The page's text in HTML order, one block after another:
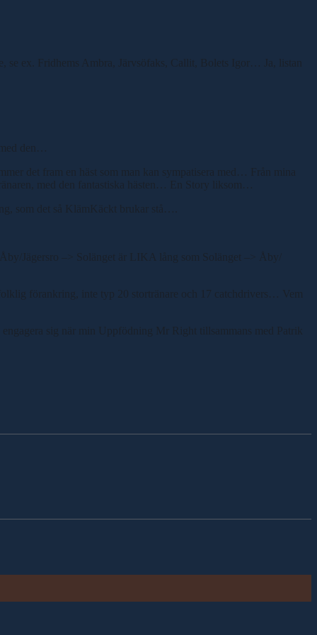
ex. Fridhems Ambra, Järvsöfaks, Callit, Bolets Igor… Ja, listan
den…
det fram en häst som man kan sympatisera med… Från mina
med den fantastiska hästen… En Story liksom…
som det så KlämKäckt brukar stå….
Jägersro –> Solänget är LIKA lång som Solänget –> Åby/
förankring, inte typ 20 stortränare och 17 catchdrivers… Vem
sig när min Uppfödning Mr Right tillsammans med Patrik